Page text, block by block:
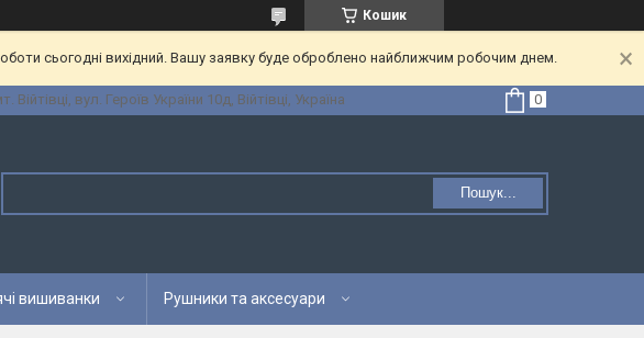
Кошик
сьогодні вихідний. Вашу заявку буде оброблено найближчим робочим днем.
Війтівці, вул. Героїв України 10д, Війтівці, Україна
Пошук...
вишиванки Рушники та аксесуари